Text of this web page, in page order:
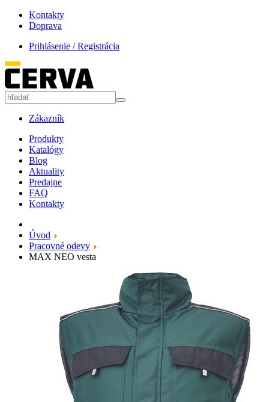
Kontakty
Doprava
Prihlásenie / Registrácia
Zákazník
Produkty
Katalógy
Blog
Aktuality
Predajne
FAQ
Kontakty
Úvod
Pracovné odevy
MAX NEO vesta